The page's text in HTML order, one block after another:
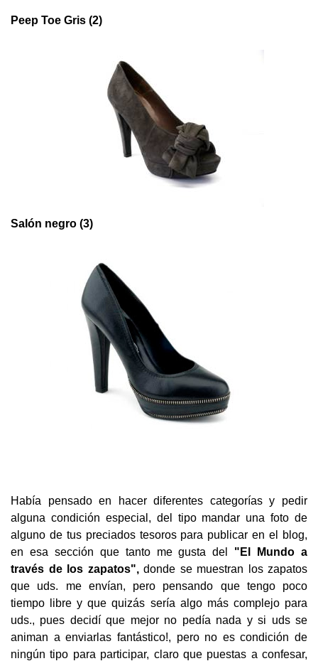
Peep Toe Gris (2)
Salón negro (3)
Había pensado en hacer diferentes categorías y pedir
alguna condición especial, del tipo mandar una foto de
alguno de tus preciados tesoros para publicar en el blog,
en esa sección que tanto me gusta del "El Mundo a
través de los zapatos",donde se muestran los zapatos
que uds. me envían, pero pensando que tengo poco
tiempo libre y que quizás sería algo más complejo para
uds., pues decidí que mejor no pedía nada y si uds se
animan a enviarlas fantástico!, pero no es condición de
ningún tipo para participar, claro que puestas a confesar,